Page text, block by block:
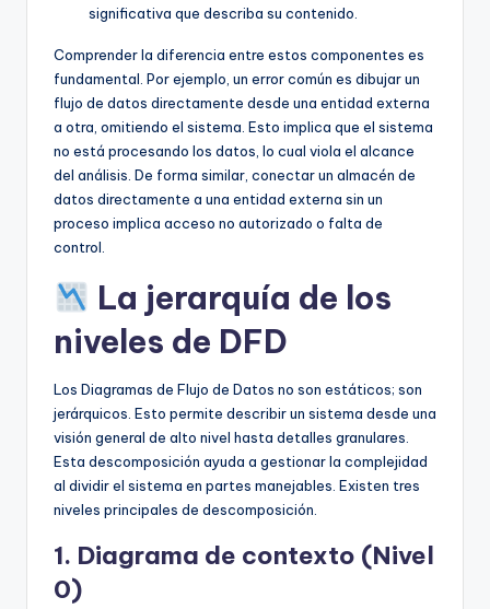
significativa que describa su contenido.
Comprender la diferencia entre estos componentes es
fundamental. Por ejemplo, un error común es dibujar un
flujo de datos directamente desde una entidad externa
a otra, omitiendo el sistema. Esto implica que el sistema
no está procesando los datos, lo cual viola el alcance
del análisis. De forma similar, conectar un almacén de
datos directamente a una entidad externa sin un
proceso implica acceso no autorizado o falta de
control.
La jerarquía de los
niveles de DFD
Los Diagramas de Flujo de Datos no son estáticos; son
jerárquicos. Esto permite describir un sistema desde una
visión general de alto nivel hasta detalles granulares.
Esta descomposición ayuda a gestionar la complejidad
al dividir el sistema en partes manejables. Existen tres
niveles principales de descomposición.
1. Diagrama de contexto (Nivel
0)